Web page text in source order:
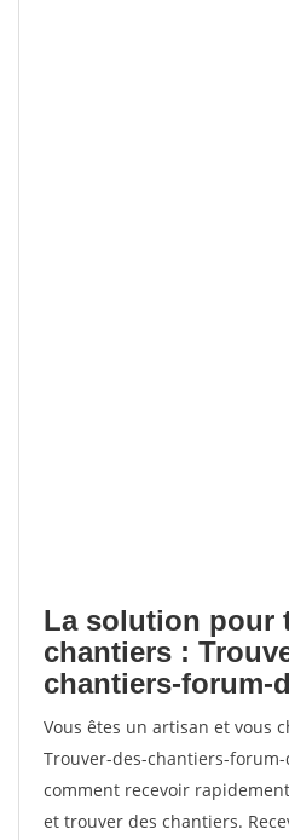
La solution pour
chantiers :
chantiers-forum-
Vous êtes un artisan et vous
Trouver-des-chantiers-forum-
comment recevoir
et trouver des chantiers.